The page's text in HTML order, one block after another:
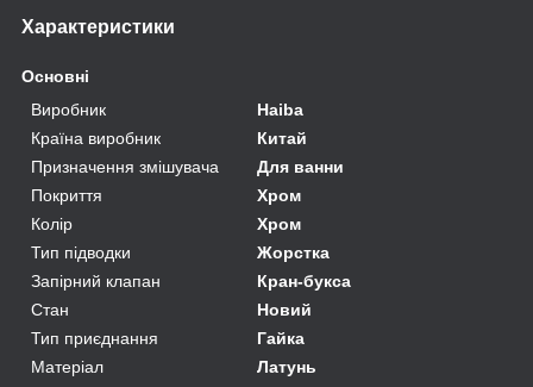
Характеристики
Основні
Виробник
Haiba
Країна виробник
Китай
Призначення змішувача
Для ванни
Покриття
Хром
Колір
Хром
Тип підводки
Жорстка
Запірний клапан
Кран-букса
Стан
Новий
Тип приєднання
Гайка
Матеріал
Латунь